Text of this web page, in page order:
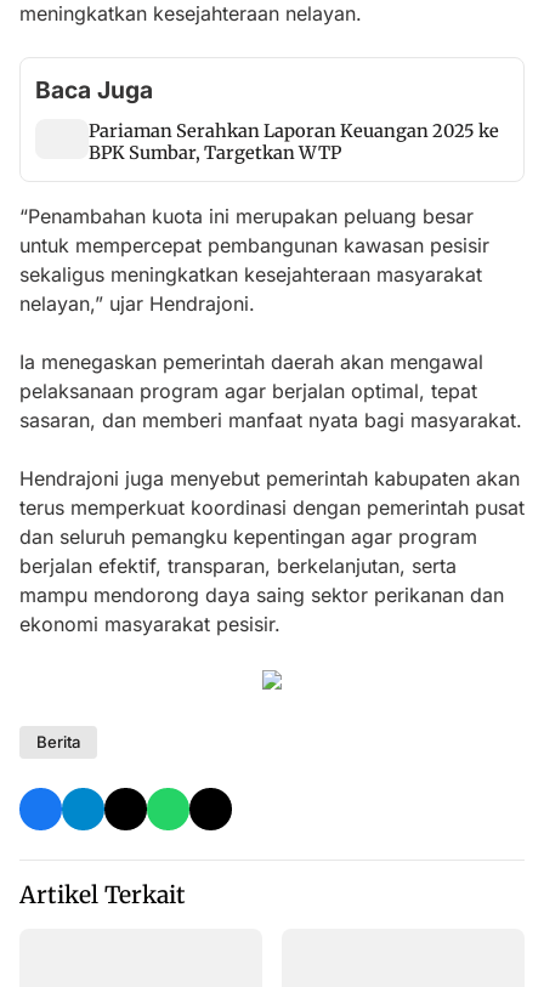
meningkatkan kesejahteraan nelayan.
Baca Juga
Pariaman Serahkan Laporan Keuangan 2025 ke
BPK Sumbar, Targetkan WTP
“Penambahan kuota ini merupakan peluang besar
untuk mempercepat pembangunan kawasan pesisir
sekaligus meningkatkan kesejahteraan masyarakat
nelayan,” ujar Hendrajoni.
Ia menegaskan pemerintah daerah akan mengawal
pelaksanaan program agar berjalan optimal, tepat
sasaran, dan memberi manfaat nyata bagi masyarakat.
Hendrajoni juga menyebut pemerintah kabupaten akan
terus memperkuat koordinasi dengan pemerintah pusat
dan seluruh pemangku kepentingan agar program
berjalan efektif, transparan, berkelanjutan, serta
mampu mendorong daya saing sektor perikanan dan
ekonomi masyarakat pesisir.
Berita
Artikel Terkait